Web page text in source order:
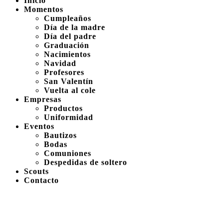
Momentos
Cumpleaños
Día de la madre
Día del padre
Graduación
Nacimientos
Navidad
Profesores
San Valentín
Vuelta al cole
Empresas
Productos
Uniformidad
Eventos
Bautizos
Bodas
Comuniones
Despedidas de soltero
Scouts
Contacto